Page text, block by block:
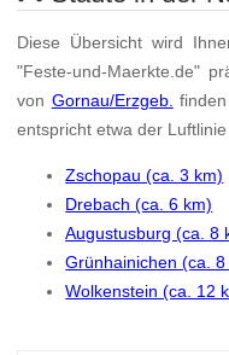
Diese Übersicht wird
"Feste-und-Maerkte.de"
von Gornau/Erzgeb.
entspricht etwa der
Zschopau (ca. 3 km)
Drebach (ca. 6 km)
Augustusburg (ca. 8
Grünhainichen (ca. 8
Wolkenstein (ca. 12